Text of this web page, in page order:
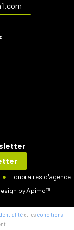
Honoraires d'agence
by Apimo™
et les conditions